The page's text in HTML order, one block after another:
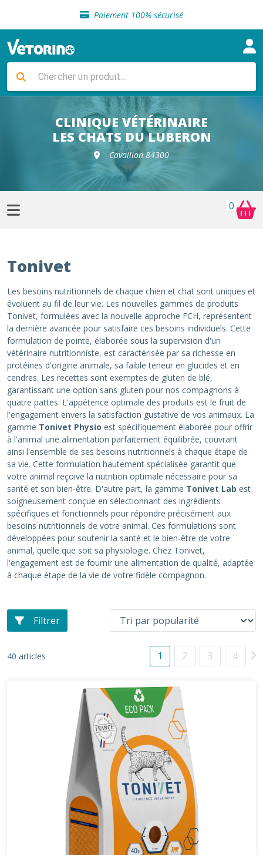
Paiement 100% sécurisé
Livraison gratuite en clinique vétérinaire
Sélection de croquettes vétérinaire
Livraison gratuite en clinique vétérinaire
Retour gratuit en clinique
Sélection de croquettes vétérinaire
CLINIQUE VÉTÉRINAIRE
LES CHATS DU LUBERON
Cavaillon 84300
0
Tonivet
Les besoins nutritionnels de chaque chien et chat sont uniques et
évoluent au fil de leur vie. Les nouvelles gammes de produits
Tonivet, formulées avec la nouvelle approche FCH, représentent
la dernière avancée pour satisfaire ces besoins individuels. Cette
formulation de pointe, élaborée sous la supervision d'un
vétérinaire nutritionniste, est caractérisée par sa richesse en
protéines d'origine animale, sa faible teneur en glucides et en
cendres. Les recettes sont exemptes de gluten de blé,
garantissant une option sans gluten pour nos compagnons à
quatre pattes. L'appétence optimale des produits est le fruit de
l'engagement envers la satisfaction gustative de vos animaux. La
gamme Tonivet Physio est spécifiquement élaborée pour offrir
à l'animal une alimentation parfaitement équilibrée, couvrant
ainsi l'ensemble de ses besoins nutritionnels à chaque étape de
sa vie. Cette formulation hautement spécialisée garantit que
votre animal reçoive la nutrition optimale nécessaire pour sa
santé et son bien-être. D'autre part, la gamme Tonivet Lab est
soigneusement conçue en sélectionnant des ingrédients
spécifiques et fonctionnels pour répondre précisément aux
besoins nutritionnels de votre animal. Ces formulations sont
développées pour soutenir la santé et le bien-être de votre
animal, quelle que soit sa physiologie. Chez Tonivet,
l'engagement est de fournir une alimentation de qualité, adaptée
à chaque étape de la vie de votre fidèle compagnon.
Filtrer
40 articles 1 2 3 4